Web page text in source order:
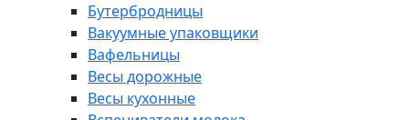
Бутербродницы
Вакуумные упаковщики
Вафельницы
Весы дорожные
Весы кухонные